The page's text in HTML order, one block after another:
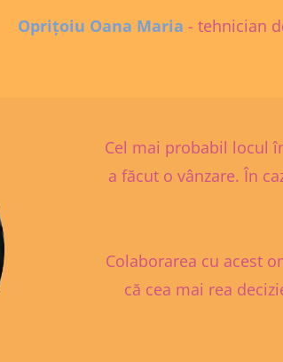
Oprițoiu Oana Maria - tehnician
Cel mai probabil locul
a făcut o vânzare. În
Colaborarea cu acest
că cea mai rea